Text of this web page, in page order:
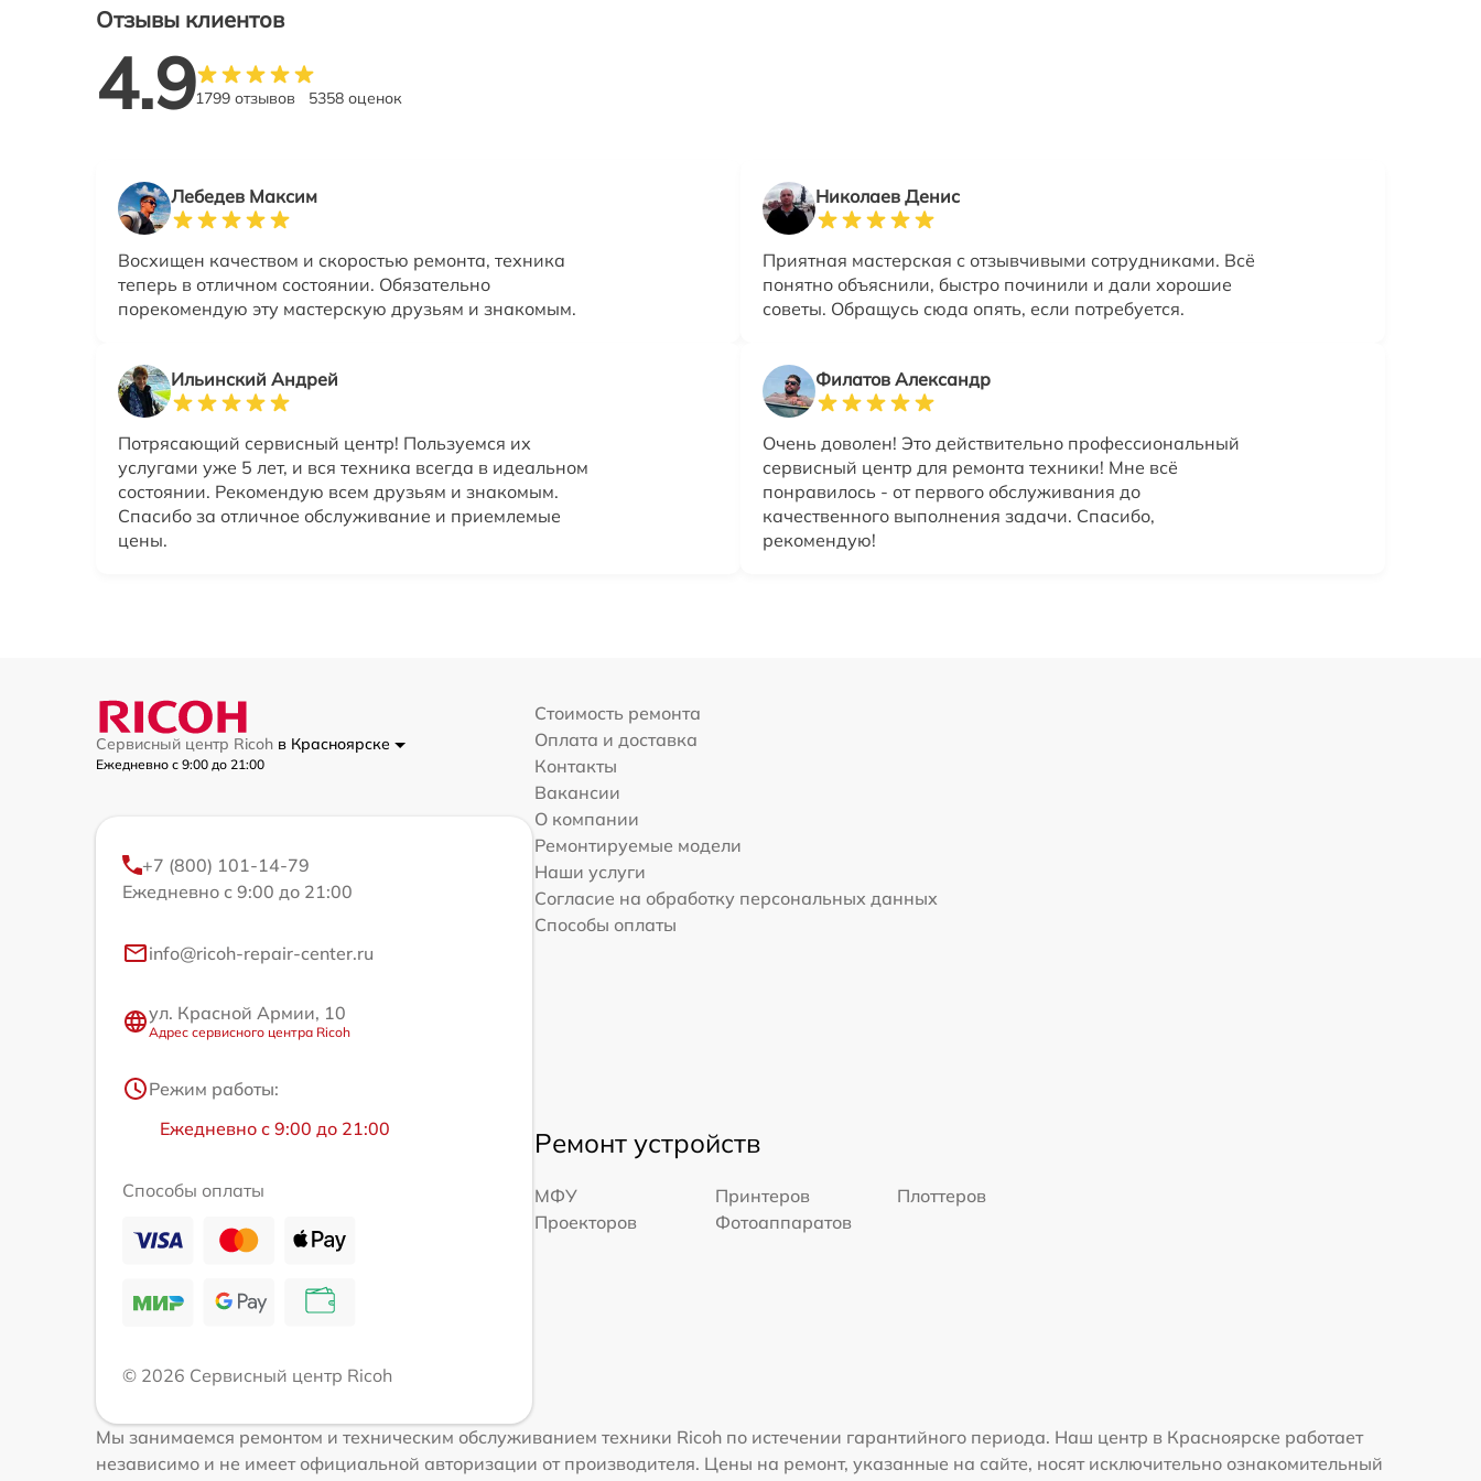
Отзывы клиентов
4.91799 отзывов 5358 оценок
Лебедев Максим
Восхищен качеством и скоростью ремонта, техника
теперь в отличном состоянии. Обязательно
порекомендую эту мастерскую друзьям и знакомым.
Николаев Денис
Приятная мастерская с отзывчивыми сотрудниками. Всё
понятно объяснили, быстро починили и дали хорошие
советы. Обращусь сюда опять, если потребуется.
Ильинский Андрей
Потрясающий сервисный центр! Пользуемся их
услугами уже 5 лет, и вся техника всегда в идеальном
состоянии. Рекомендую всем друзьям и знакомым.
Спасибо за отличное обслуживание и приемлемые
цены.
Филатов Александр
Очень доволен! Это действительно профессиональный
сервисный центр для ремонта техники! Мне всё
понравилось - от первого обслуживания до
качественного выполнения задачи. Спасибо,
рекомендую!
Сервисный центр Ricoh в Красноярске
Ежедневно с 9:00 до 21:00
+7 (800) 101-14-79
Ежедневно с 9:00 до 21:00
info@ricoh-repair-center.ru
ул. Красной Армии, 10
Адрес сервисного центра Ricoh
Режим работы:
Ежедневно с 9:00 до 21:00
Способы оплаты
© 2026 Сервисный центр Ricoh
Стоимость ремонта
Оплата и доставка
Контакты
Вакансии
О компании
Ремонтируемые модели
Наши услуги
Согласие на обработку персональных данных
Способы оплаты
Ремонт устройств
МФУ Принтеров
Плоттеров
Проекторов
Фотоаппаратов
Мы занимаемся ремонтом и техническим обслуживанием техники Ricoh по истечении гарантийного периода. Наш центр в Красноярске работает
независимо и не имеет официальной авторизации от производителя. Цены на ремонт, указанные на сайте, носят исключительно ознакомительный